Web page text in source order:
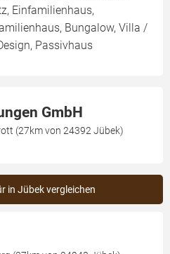
Einfamilienhaus,
Bungalow, Villa /
Passivhaus
GmbH
(27km von 24392 Jübek)
in Jübek vergleichen